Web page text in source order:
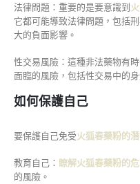
法律問題：重要的是要意識到
它都可能導致法律問題，包括
大的負面影響。
性交易風險：這種非法藥物有
面臨的風險，包括性交易中的
如何保護自己
要保護自己免受火狐春藥粉的
教育自己： 瞭解火狐春藥粉的
的風險。